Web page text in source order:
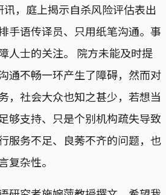
，庭上揭示自杀风险评估表出
手语传译员、只用纸笔沟通。事
人士的关注。 院方未能及时提
通不畅一环产生了障碍，然而对
，社会大众也知之甚少，若想当
够支持、只是个别机构疏失导致
服务不足、良莠不齐的问题，也
复杂性。